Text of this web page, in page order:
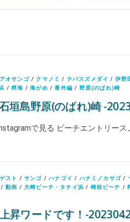
アオサンゴ/ クマノミ / テバスズメダイ / 伊野
/桴海 /海がめ /番外編 / 野原(のばれ)崎
垣島野原(のばれ)崎 -
で見る ビーチエントリース
ゲスト /サンゴ /ハナゴイ /ハナミノカサゴ /
/動画 /大崎ビーチ・タチイ浜 / 崎枝ビーチ /
昇ワードです！-